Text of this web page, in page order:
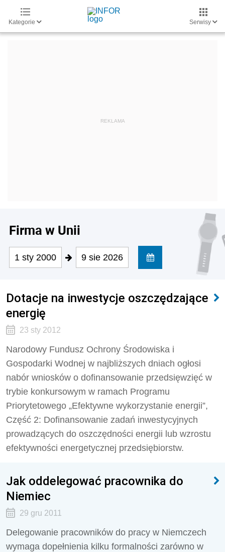
Kategorie Serwisy
Firma w Unii
1 sty 2000 9 sie 2026
Dotacje na inwestycje oszczędzające
energię
23 sty 2012
Narodowy Fundusz Ochrony Środowiska i
Gospodarki Wodnej w najbliższych dniach ogłosi
nabór wniosków o dofinansowanie przedsięwzięć w
trybie konkursowym w ramach Programu
Priorytetowego „Efektywne wykorzystanie energii”,
Część 2: Dofinansowanie zadań inwestycyjnych
prowadzących do oszczędności energii lub wzrostu
efektywności energetycznej przedsiębiorstw.
Jak oddelegować pracownika do
Niemiec
29 gru 2011
Delegowanie pracowników do pracy w Niemczech
wymaga dopełnienia kilku formalności zarówno w